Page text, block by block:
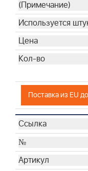
Поставка из EU